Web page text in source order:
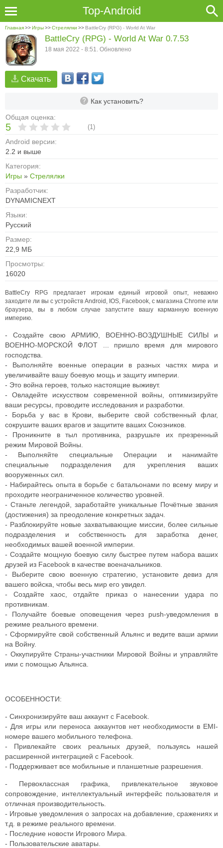
Top-Android
Главная>>Игры>>Стрелялки >> BattleCry (RPG) - World At War
Скачать
Как установить?
Общая оценка:
5 (1)
Android версии:
2.2 и выше
Категория:
Игры » Стрелялки
Разработчик:
DYNAMICNEXT
Языки:
Русский
Размер:
22,9 МБ
Просмотры:
16020
BattleCry (RPG) - World At War 0.7.53
18 мая 2022 - 8:51. Обновлено
BattleCry RPG предлагает игрокам единый игровой опыт, неважно
заходите ли вы с устройств Android, IOS, Facebook, с магазина Chrome или
браузера, вы в любом случае запустите вашу карманную военную
империю.
- Создайте свою АРМИЮ, ВОЕННО-ВОЗДУШНЫЕ СИЛЫ и
ВОЕННО-МОРСКОЙ ФЛОТ ... пришло время для мирового
господства.
- Выполняйте военные операции в разных частях мира и
увеличивайте вашу боевую мощь и защиту империи.
- Это война героев, только настоящие выживут.
- Овладейте искусством современной войны, оптимизируйте
ваши ресурсы, проводите исследования и разработки.
- Борьба у вас в Крови, выберите свой собственный флаг,
сокрушите ваших врагов и защитите ваших Союзников.
- Проникните в тыл противника, разрушьте их презренный
режим Мировой Войны.
- Выполняйте специальные Операции и нанимайте
специальные подразделения для укрепления ваших
вооруженных сил.
- Набирайтесь опыта в борьбе с батальонами по всему миру и
проходите неограниченное количество уровней.
- Станьте легендой, заработайте уникальные Почётные звания
(достижения) за преодоление конкретных задач.
- Разблокируйте новые захватывающие миссии, более сильные
подразделения и собственность для заработка денег,
необходимых вашей военной империи.
- Создайте мощную боевую силу быстрее путем набора ваших
друзей из Facebook в качестве военачальников.
- Выберите свою военную стратегию, установите девиз для
вашего войска, чтобы весь мир его увидел.
- Создайте хаос, отдайте приказ о нанесении удара по
противникам.
- Получайте боевые оповещения через push-уведомления в
режиме реального времени.
- Сформируйте свой собственный Альянс и ведите ваши армии
на Войну.
- Оккупируйте Страны-участники Мировой Войны и управляйте
ими с помощью Альянса.
ОСОБЕННОСТИ:
- Синхронизируйте ваш аккаунт с Facebook.
- Для игры или переноса аккаунтов нет необходимости в EMI-
номере вашего мобильного телефона.
- Привлекайте своих реальных друзей, пользуясь нашей
расширенной интеграцией с Facebook.
- Поддерживает все мобильные и планшетные разрешения.
- Первоклассная графика, привлекательное звуковое
сопровождение, интеллектуальный интерфейс пользователя и
отличная производительность.
- Игровые уведомления о запросах на добавление, сражениях и
т.д. в режиме реального времени.
- Последние новости Игрового Мира.
- Пользовательские аватары.